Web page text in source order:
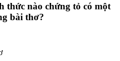
thức nào chứng tỏ có một
bài thơ?